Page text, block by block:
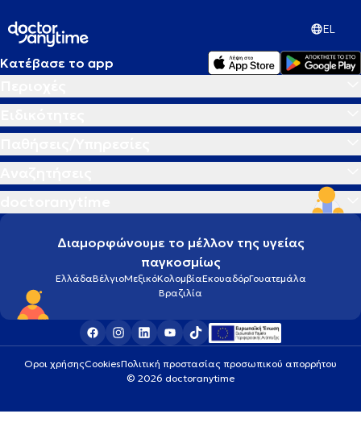
EL
Κατέβασε το app
Διαμορφώνουμε το μέλλον της υγείας
παγκοσμίως
ΕλλάδαΒέλγιοΜεξικόΚολομβίαΕκουαδόρΓουατεμάλα
Βραζιλία
Οροι χρήσηςCookiesΠολιτική προστασίας προσωπικού απορρήτου
© 2026 doctoranytime